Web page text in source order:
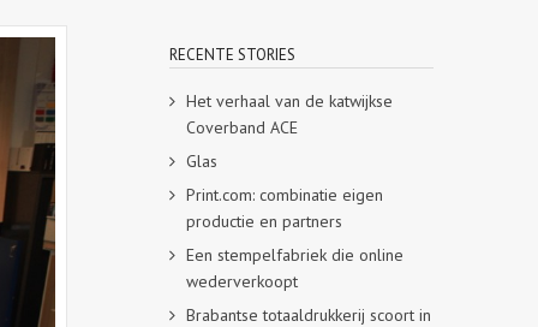
RECENTE STORIES
Het verhaal van de katwijkse
Coverband ACE
Glas
Print.com: combinatie eigen
productie en partners
Een stempelfabriek die online
wederverkoopt
Brabantse totaaldrukkerij scoort in